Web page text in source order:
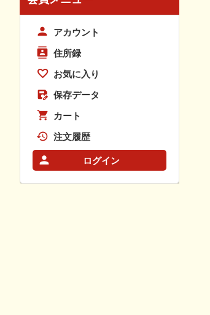
アカウント
住所録
お気に入り
保存データ
カート
注文履歴
ログイン